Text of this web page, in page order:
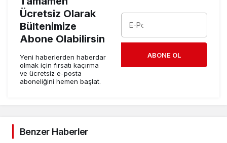
Ücretsiz Olarak
Bültenimize
Abone Olabilirsin
Yeni haberlerden haberdar
olmak için fırsatı kaçırma
ve ücretsiz e-posta
aboneliğini hemen başlat.
ABONE OL
Benzer Haberler